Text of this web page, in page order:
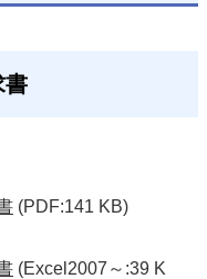
書
(PDF:141 KB)
(Excel2007～:39 K